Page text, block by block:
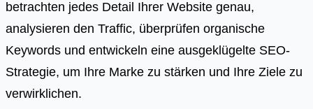
betrachten jedes Detail Ihrer Website genau,
analysieren den Traffic, überprüfen organische
Keywords und entwickeln eine ausgeklügelte SEO-
Strategie, um Ihre Marke zu stärken und Ihre Ziele zu
verwirklichen.